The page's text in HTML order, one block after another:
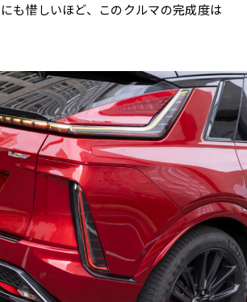
も惜しいほど、このクルマの完成度は